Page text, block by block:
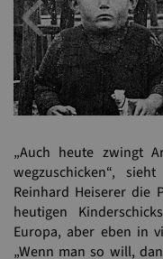
„Auch heute zwingt
wegzuschicken“,
Reinhard Heiserer die
heutigen
Europa, aber eben in
„Wenn man so will,